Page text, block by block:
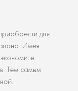
для
Имея
Тем самым